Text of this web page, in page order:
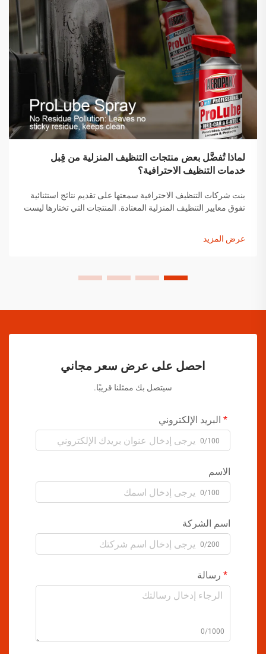
لماذا تُفضَّل بعض منتجات التنظيف المنزلية من قِبل
خدمات التنظيف الاحترافية؟
بنت شركات التنظيف الاحترافية سمعتها على تقديم نتائج استثنائية
تفوق معايير التنظيف المنزلية المعتادة. المنتجات التي تختارها ليست
عرض المزيد
احصل على عرض سعر مجاني
سيتصل بك ممثلنا قريبًا.
البريد الإلكتروني
0/100
الاسم
0/100
اسم الشركة
0/200
رسالة
0/1000